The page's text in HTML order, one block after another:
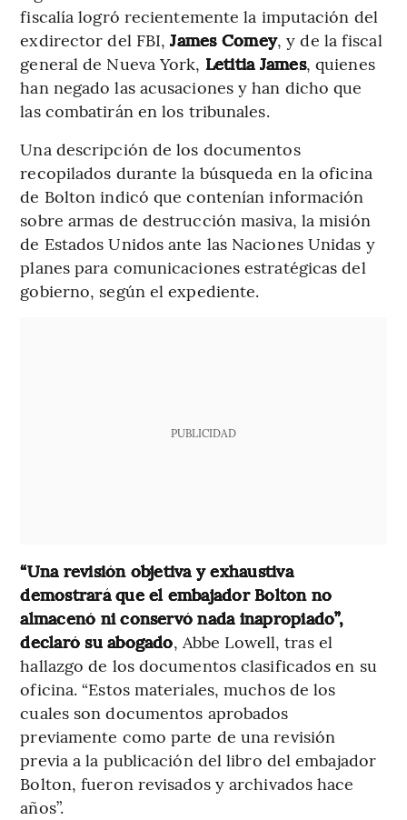
fiscalía logró recientemente la imputación del
exdirector del FBI,James Comey, y de la fiscal
general de Nueva York, Letitia James, quienes
han negado las acusaciones y han dicho que
las combatirán en los tribunales.
Una descripción de los documentos
recopilados durante la búsqueda en la oficina
de Bolton indicó que contenían información
sobre armas de destrucción masiva, la misión
de Estados Unidos ante las Naciones Unidas y
planes para comunicaciones estratégicas del
gobierno, según el expediente.
PUBLICIDAD
“Una revisión objetiva y exhaustiva
demostrará que el embajador Bolton no
almacenó ni conservó nada inapropiado”,
declaró su abogado, Abbe Lowell, tras el
hallazgo de los documentos clasificados en su
oficina. “Estos materiales, muchos de los
cuales son documentos aprobados
previamente como parte de una revisión
previa a la publicación del libro del embajador
Bolton, fueron revisados ​​y archivados hace
años”.